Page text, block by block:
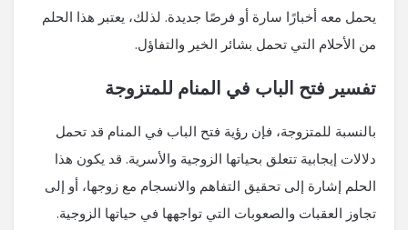
يحمل معه أخبارًا سارة أو فرصًا جديدة. لذلك، يعتبر هذا الحلم
من الأحلام التي تحمل بشائر الخير والتفاؤل.
تفسير فتح الباب في المنام للمتزوجة
بالنسبة للمتزوجة، فإن رؤية فتح الباب في المنام قد تحمل
دلالات إيجابية تتعلق بحياتها الزوجية والأسرية. قد يكون هذا
الحلم إشارة إلى تحقيق التفاهم والانسجام مع زوجها، أو إلى
تجاوز العقبات والصعوبات التي تواجهها في حياتها الزوجية.